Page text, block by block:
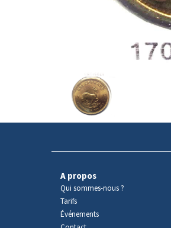
produit
A propos
Qui sommes-nous ?
Tarifs
Événements